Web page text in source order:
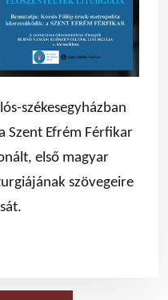
székesegyházban
Szent Efrém Férfikar
első magyar
szövegeire